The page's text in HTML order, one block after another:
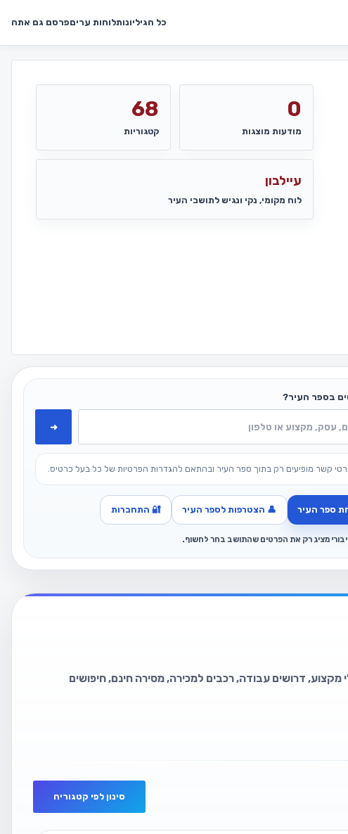
כל הגיליונותלוחות עריםפרסם גם אתה
0
מודעות מוצגות
68
קטגוריות
עיילבון
לוח מקומי, נקי ונגיש לתושבי העיר
בספר העיר?
➜
קשר מופיעים רק בתוך ספר העיר ובהתאם להגדרות הפרטיות של כל בעל כרטיס.
ספר העיר 👤 הצטרפות לספר העיר 🔐 התחברות
מציג רק את הפרטים שהתושב בחר לחשוף.
מקצוע, דרושים עבודה, רכבים למכירה, מסירה חינם, חיפושים
סינון לפי קטגוריה